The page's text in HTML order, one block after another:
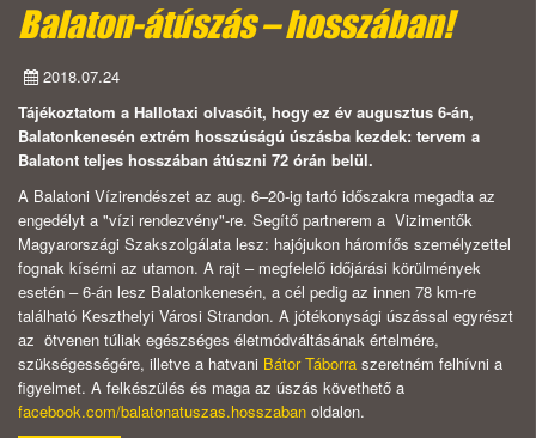
Balaton-átúszás – hosszában!
2018.07.24
Tájékoztatom a Hallotaxi olvasóit, hogy ez év augusztus 6-án,
Balatonkenesén extrém hosszúságú úszásba kezdek: tervem a
Balatont teljes hosszában átúszni 72 órán belül.
A Balatoni Vízirendészet az aug. 6–20-ig tartó időszakra megadta az
engedélyt a "vízi rendezvény"-re. Segítő partnerem a Vizimentők
Magyarországi Szakszolgálata lesz: hajójukon háromfős személyzettel
fognak kísérni az utamon. A rajt – megfelelő időjárási körülmények
esetén – 6-án lesz Balatonkenesén, a cél pedig az innen 78 km-re
található Keszthelyi Városi Strandon. A jótékonysági úszással egyrészt
az ötvenen túliak egészséges életmódváltásának értelmére,
szükségességére, illetve a hatvani Bátor Táborra szeretném felhívni a
figyelmet. A felkészülés és maga az úszás követhető a
facebook.com/balatonatuszas.hosszaban oldalon.